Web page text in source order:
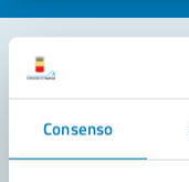
Consenso
Leggi le